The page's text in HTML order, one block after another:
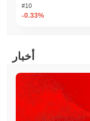
#10
-0.33%
أخبار